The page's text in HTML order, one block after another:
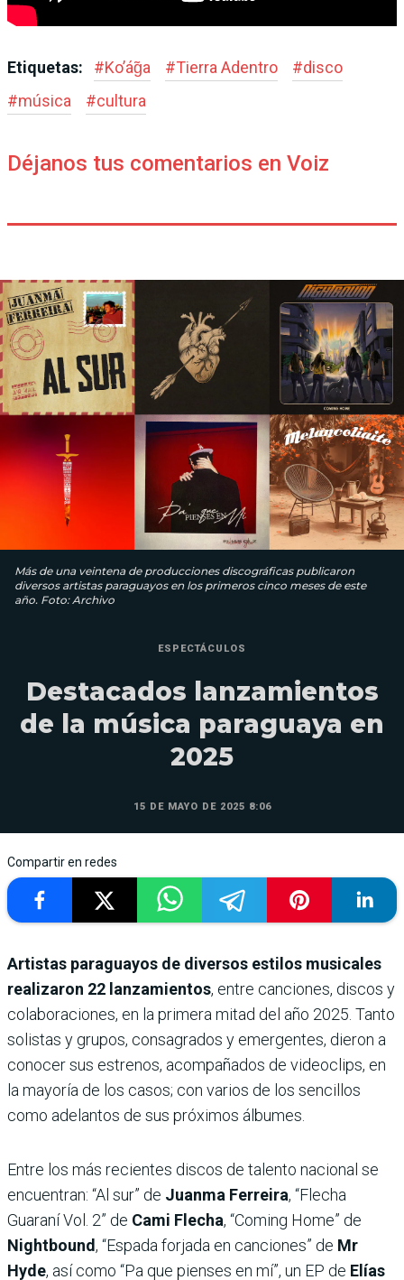
Etiquetas: #Ko’ág̃a #Tierra Adentro #disco
#música #cultura
Déjanos tus comentarios en Voiz
Más de una veintena de producciones discográficas publicaron
diversos artistas paraguayos en los primeros cinco meses de este
año. Foto: Archivo
ESPECTÁCULOS
Destacados lanzamientos
de la música paraguaya en
2025
15 DE MAYO DE 2025 8:06
Compartir en redes
Artistas paraguayos de diversos estilos musicales
realizaron 22 lanzamientos, entre canciones, discos y
colaboraciones, en la primera mitad del año 2025. Tanto
solistas y grupos, consagrados y emergentes, dieron a
conocer sus estrenos, acompañados de videoclips, en
la mayoría de los casos; con varios de los sencillos
como adelantos de sus próximos álbumes.
Entre los más recientes discos de talento nacional se
encuentran: “Al sur” de Juanma Ferreira, “Flecha
Guaraní Vol. 2” de Cami Flecha, “Coming Home” de
Nightbound, “Espada forjada en canciones” de Mr
Hyde, así como “Pa que pienses en mí”, un EP de Elías